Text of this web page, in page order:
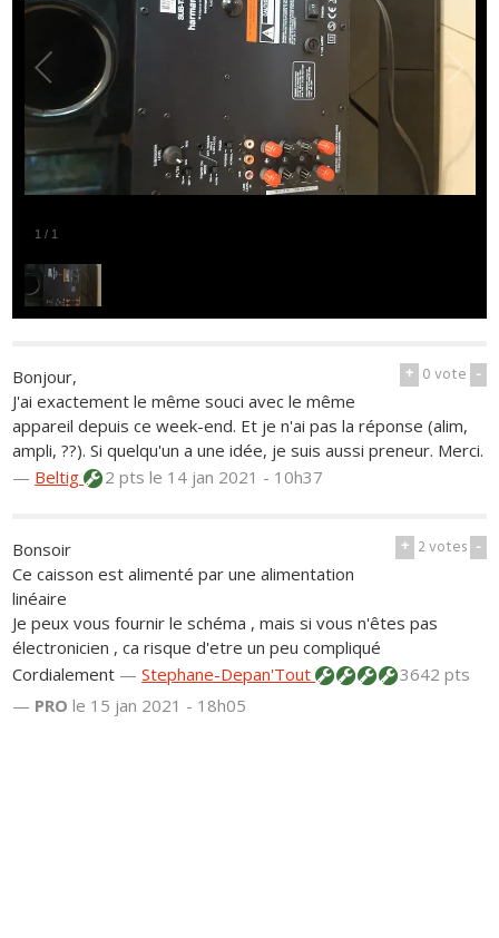
1 / 1
+ 0vote -
Bonjour,
J'ai exactement le même souci avec le même
appareil depuis ce week-end. Et je n'ai pas la réponse (alim,
ampli, ??). Si quelqu'un a une idée, je suis aussi preneur. Merci.
— Beltig 2 ptsle 14 jan 2021 - 10h37
+ 2votes -
Bonsoir
Ce caisson est alimenté par une alimentation
linéaire
Je peux vous fournir le schéma , mais si vous n'êtes pas
électronicien , ca risque d'etre un peu compliqué
Cordialement —Stephane-Depan'Tout
3642 pts
— PRO le 15 jan 2021 - 18h05